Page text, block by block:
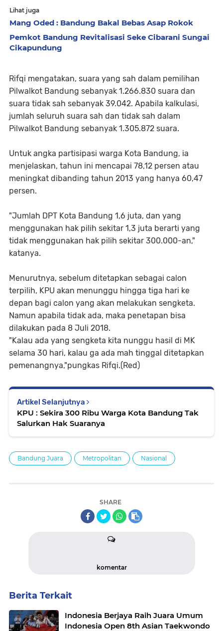
Lihat juga
Mang Oded : Bandung Bakal Bebas Asap Rokok
Pemkot Bandung Revitalisasi Seke Cibarani Sungai
Cikapundung
Rifqi mengatakan, suara yang sah dalam pemilihan
Pilwalkot Bandung sebanyak 1.266.830 suara dan
suara tidak sah sebanyak 39.042. Apabila kalkulasi,
jumlah seluruh suara sah dan tidak sah dalam
Pilwalkot Bandung sebanyak 1.305.872 suara.
Untuk angka partisipasi warga Kota Bandung, ia
menjelaskan, tahun ini mencapai 78,12 persen atau
meningkat dibanding tahun 2013 yang hanya 60,47
persen.
"Jumlah DPT Kota Bandung 1,6 juta, dan yang
menggunakan hak pilih sekitar 1,3 juta berarti yang
tidak menggunakan hak pilih sekitar 300.000-an,"
katanya.
Menurutnya, sebelum ditetapkan sebagai calon
terpilih, KPU akan menunggu hingga tiga hari ke
depan bagi calon yang akan melakukan sengketa.
Namun apabila tidak ada, maka penetapan bisa
dilakukan pada 8 Juli 2018.
"Kalau ada yang sengketa kita nunggu hasil di MK
selama 30 hari, kalau ga ada mah tinggal ditetapkan
pemenangnya,"pungkas Rifqi.(Red)
Artikel Selanjutnya
KPU : Sekira 300 Ribu Warga Kota Bandung Tak
Salurkan Hak Suaranya
Bandung Juara Metropolitan Nasional
SHARE
komentar
Berita Terkait
Indonesia Berjaya Raih Juara Umum
Indonesia Open 8th Asian Taekwondo